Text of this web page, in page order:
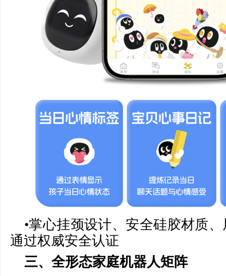
•掌心挂颈设计、安全硅胶材质
通过权威安全认证
三、全形态家庭机器人矩阵